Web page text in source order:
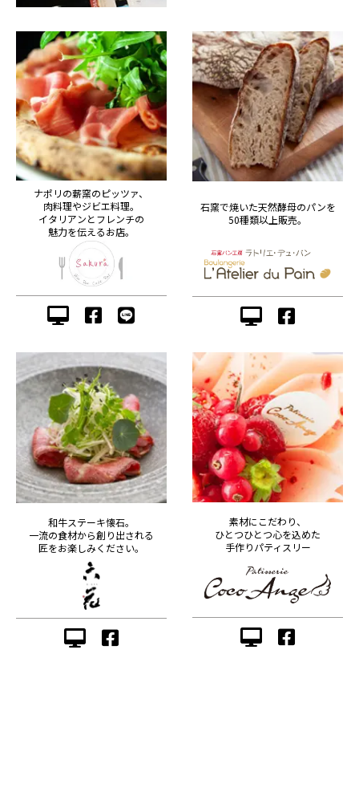
ナポリの薪窯のピッツァ、
肉料理やジビエ料理。
イタリアンとフレンチの
魅力を伝えるお店。
石窯で焼いた天然酵母のパンを
50種類以上販売。
和牛ステーキ懐石。
一流の食材から創り出される
匠をお楽しみください。
素材にこだわり、
ひとつひとつ心を込めた
手作りパティスリー